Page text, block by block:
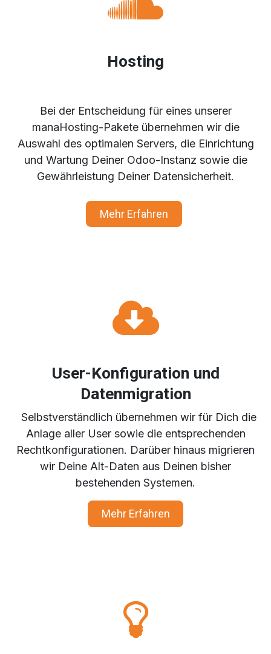
Hosting
Bei der Entscheidung für eines unserer
manaHosting-Pakete übernehmen wir die
Auswahl des optimalen Servers, die Einrichtung
und Wartung Deiner Odoo-Instanz sowie die
Gewährleistung Deiner Datensicherheit.
Mehr Erfahren
User-Konfiguration und
Datenmigration
Selbstverständlich übernehmen wir für Dich die
Anlage aller User sowie die entsprechenden
Rechtkonfigurationen. Darüber hinaus migrieren
wir Deine Alt-Daten aus Deinen bisher
bestehenden Systemen.
Mehr Erfahren